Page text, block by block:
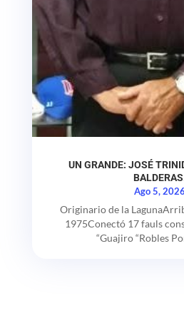
UN GRANDE: JOSÉ
Ago 5, 2026
Originario de la
1975Conectó 17 fauls
“Guajiro “Robles